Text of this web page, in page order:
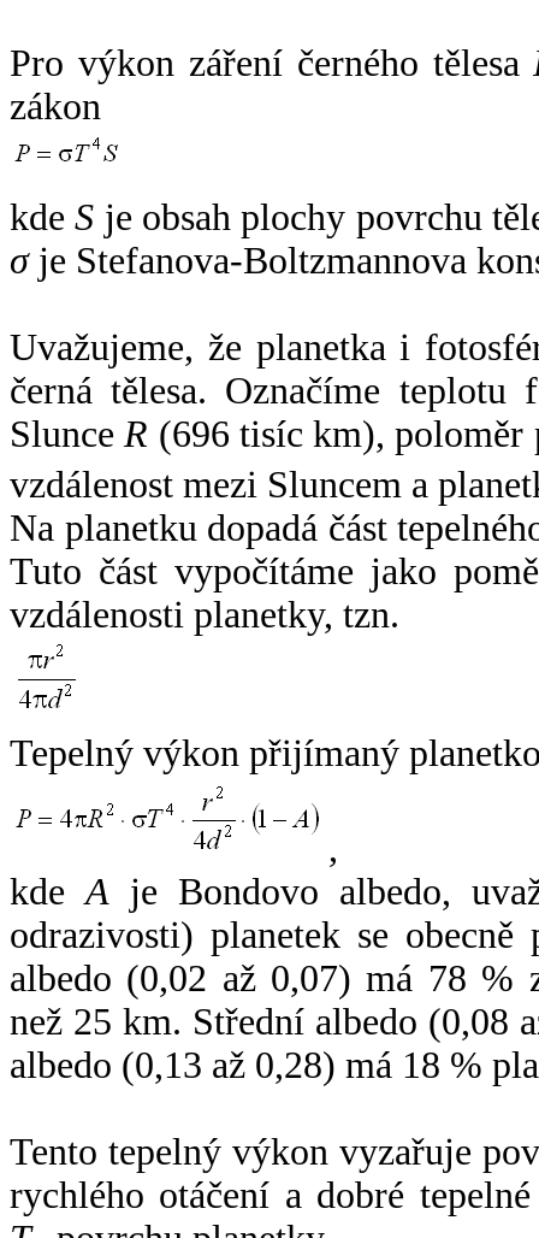
Pro výkon záření černého tělesa
zákon
kdeS je obsah plochy povrchu
σje Stefanova-Boltzmannova
Uvažujeme, že planetka i
černá tělesa. Označíme
SlunceR (696 tisíc km),
vzdálenost mezi Sluncem a
Na planetku dopadá část
Tuto část vypočítáme jako
vzdálenosti planetky, tzn.
Tepelný výkon přijímaný
,
kdeA je Bondovo albedo,
odrazivosti) planetek se
albedo (0,02 až 0,07) má 78 %
než 25 km. Střední albedo (0,08
albedo (0,13 až 0,28) má 18 %
Tento tepelný výkon vyzařuje
rychlého otáčení a dobré